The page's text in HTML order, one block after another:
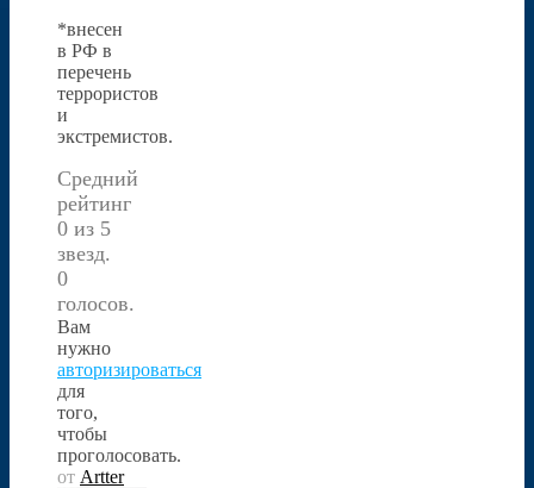
*внесен
в РФ в
перечень
террористов
и
экстремистов.
Средний
рейтинг
0 из 5
звезд.
0
голосов.
Вам
нужно
авторизироваться
для
того,
чтобы
проголосовать.
от Artter